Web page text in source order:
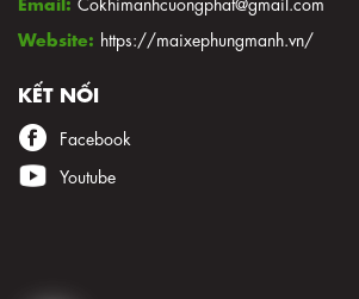
Website: https://maixephungmanh.vn/
KẾT NỐI
Facebook
Youtube